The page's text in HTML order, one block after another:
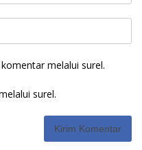
melalui surel.
surel.